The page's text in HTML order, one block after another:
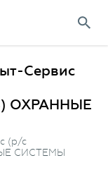
Сервис
ОХРАННЫЕ
(р/с
СИСТЕМЫ